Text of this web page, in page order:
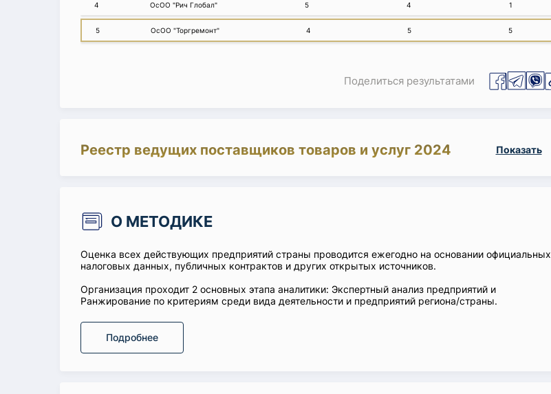
4 ОсОО "Рич Глобал" 5 4 1
5 ОсОО "Торгремонт" 4 5 5
Поделиться результатами
Реестр ведущих поставщиков товаров и услуг 2024 Показать
О МЕТОДИКЕ
Оценка всех действующих предприятий страны проводится ежегодно на основании официальных
налоговых данных, публичных контрактов и других открытых источников.
Организация проходит 2 основных этапа аналитики: Экспертный анализ предприятий и
Ранжирование по критериям среди вида деятельности и предприятий региона/страны.
Подробнее